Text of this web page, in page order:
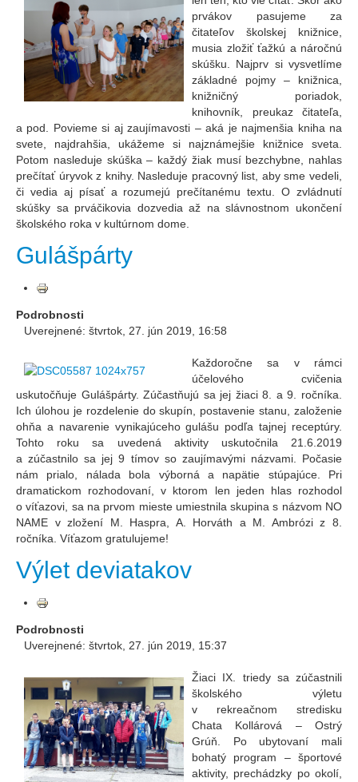
prvákov pasujeme za
čitateľov školskej knižnice,
musia zložiť ťažkú a náročnú
skúšku. Najprv si vysvetlíme
základné pojmy – knižnica,
knižničný poriadok,
knihovník, preukaz čitateľa,
a pod. Povieme si aj zaujímavosti – aká je najmenšia kniha na
svete, najdrahšia, ukážeme si najznámejšie knižnice sveta.
Potom nasleduje skúška – každý žiak musí bezchybne, nahlas
prečítať úryvok z knihy. Nasleduje pracovný list, aby sme vedeli,
či vedia aj písať a rozumejú prečítanému textu. O zvládnutí
skúšky sa prváčikovia dozvedia až na slávnostnom ukončení
školského roka v kultúrnom dome.
Gulášpárty
Podrobnosti
Uverejnené: štvrtok, 27. jún 2019, 16:58
Každoročne sa v rámci
účelového cvičenia
uskutočňuje Gulášpárty. Zúčastňujú sa jej žiaci 8. a 9. ročníka.
Ich úlohou je rozdelenie do skupín, postavenie stanu, založenie
ohňa a navarenie vynikajúceho gulášu podľa tajnej receptúry.
Tohto roku sa uvedená aktivity uskutočnila 21.6.2019
a zúčastnilo sa jej 9 tímov so zaujímavými názvami. Počasie
nám prialo, nálada bola výborná a napätie stúpajúce. Pri
dramatickom rozhodovaní, v ktorom len jeden hlas rozhodol
o víťazovi, sa na prvom mieste umiestnila skupina s názvom NO
NAME v zložení M. Haspra, A. Horváth a M. Ambrózi z 8.
ročníka. Víťazom gratulujeme!
Výlet deviatakov
Podrobnosti
Uverejnené: štvrtok, 27. jún 2019, 15:37
Žiaci IX. triedy sa zúčastnili
školského výletu
v rekreačnom stredisku
Chata Kollárová – Ostrý
Grúň. Po ubytovaní mali
bohatý program – športové
aktivity, prechádzky po okolí,